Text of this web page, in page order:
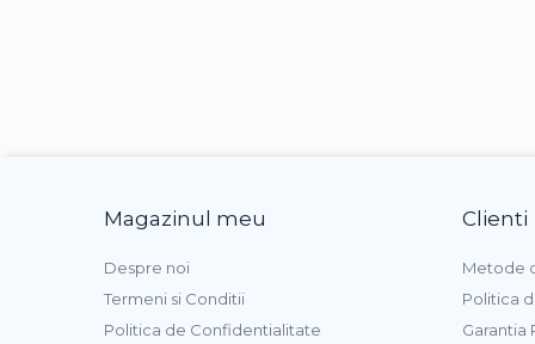
Magazinul meu
Despre noi
Termeni si Conditii
Politica de Confidentialitate
Clienti
Metode
Politica
Garantia